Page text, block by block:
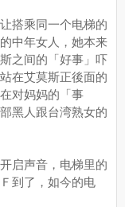
搭乘同一个电梯的
中年女人，她本来
之间的「好事」吓
在艾莫斯正後面的
对妈妈的「事
黑人跟台湾熟女的
启声音，电梯里的
到了，如今的电